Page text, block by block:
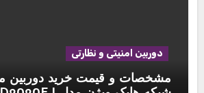
دوربین امنیتی و نظارتی
مشخصات و قیمت خرید دوربین